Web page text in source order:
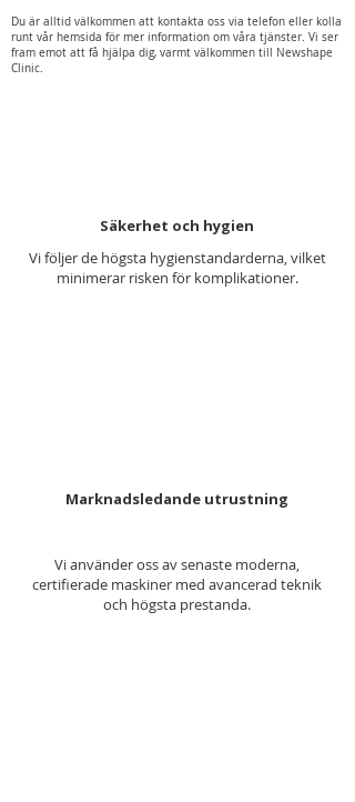
Du är alltid välkommen att kontakta oss via telefon eller kolla
runt vår hemsida för mer information om våra tjänster.​ Vi ser
fram emot att få hjälpa dig, varmt välkommen till Newshape
Clinic.
Säkerhet och hygien
Vi följer de högsta hygienstandarderna, vilket
minimerar risken för komplikationer.
Marknadsledande utrustning
Vi använder oss av senaste moderna,
certifierade maskiner med avancerad teknik
och högsta prestanda.